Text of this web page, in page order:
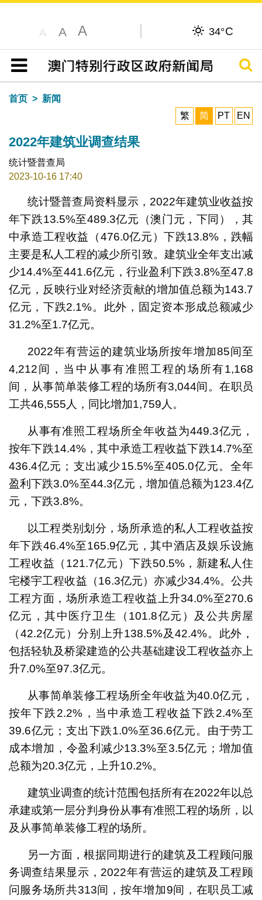
A A A 34°C
目录
搜寻
首页
新闻
繁
简 PT EN
2022年建筑业调查结果
统计暨普查局
2023-10-16 17:40
统计暨普查局资料显示，2022年建筑业收益按
年下跌13.5%至489.3亿元（澳门元，下同），其
中承造工程收益（476.0亿元）下跌13.8%，跌幅
主要是私人工程的减少所引致。建筑业全年支出减
少14.4%至441.6亿元，行业盈利下跌3.8%至47.8
亿元，反映行业对经济贡献的增加值总额为143.7
亿元，下跌2.1%。此外，固定资本形成总额减少
31.2%至1.7亿元。
2022年有营运的建筑业场所按年增加85间至
4,212间，当中从事有准照工程的场所有1,168
间，从事简单装修工程的场所有3,044间。在职员
工共46,555人，同比增加1,759人。
从事有准照工程场所全年收益为449.3亿元，
按年下跌14.4%，其中承造工程收益下跌14.7%至
436.4亿元；支出减少15.5%至405.0亿元。全年
盈利下跌3.0%至44.3亿元，增加值总额为123.4亿
元，下跌3.8%。
以工程类别划分，场所承造的私人工程收益按
年下跌46.4%至165.9亿元，其中酒店及娱乐设施
工程收益（121.7亿元）下跌50.5%，新建私人住
宅楼宇工程收益（16.3亿元）亦减少34.4%。公共
工程方面，场所承造工程收益上升34.0%至270.6
亿元，其中医疗卫生（101.8亿元）及公共房屋
（42.2亿元）分别上升138.5%及42.4%。此外，
包括轻轨及桥梁建造的公共基础建设工程收益亦上
升7.0%至97.3亿元。
从事简单装修工程场所全年收益为40.0亿元，
按年下跌2.2%，当中承造工程收益下跌2.4%至
39.6亿元；支出下跌1.0%至36.6亿元。由于劳工
成本增加，令盈利减少13.3%至3.5亿元；增加值
总额为20.3亿元，上升10.2%。
建筑业调查的统计范围包括所有在2022年以总
承建或第一层分判身份从事有准照工程的场所，以
及从事简单装修工程的场所。
另一方面，根据同期进行的建筑及工程顾问服
务调查结果显示，2022年有营运的建筑及工程顾
问服务场所共313间，按年增加9间，在职员工减